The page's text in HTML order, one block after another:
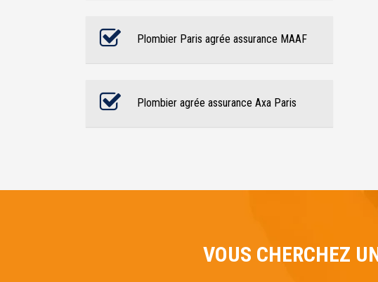
Plombier Paris agrée assurance MAAF
Plombier agrée assurance Axa Paris
VOUS CHERCHEZ